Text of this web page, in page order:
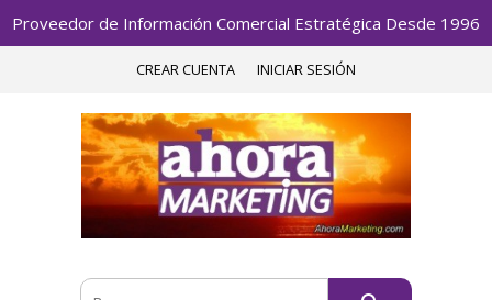
Proveedor de Información Comercial Estratégica Desde 1996
CREAR CUENTA INICIAR SESIÓN